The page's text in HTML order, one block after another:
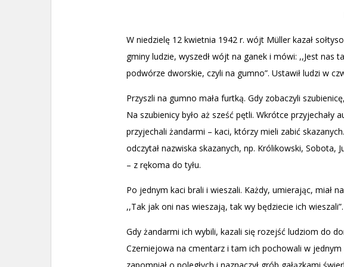
W niedzielę 12 kwietnia 1942 r. wójt Müller kazał
gminy ludzie, wyszedł wójt na ganek i mówi: ,,Jest nas
podwórze dworskie, czyli na gumno”. Ustawił ludzi w
Przyszli na gumno mała furtką. Gdy zobaczyli
Na szubienicy było aż sześć pętli. Wkrótce
przyjechali żandarmi – kaci, którzy mieli zabić
odczytał nazwiska skazanych, np. Królikowski, Sobota,
– z rękoma do tyłu.
Po jednym kaci brali i wieszali. Każdy, umierając, miał
,,Tak jak oni nas wieszają, tak wy będziecie ich
Gdy żandarmi ich wybili, kazali się rozejść ludziom do
Czerniejowa na cmentarz i tam ich pochowali w